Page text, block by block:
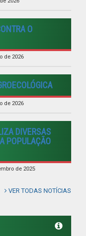
O
de 2026
de 2026
DIVERSAS
POPULAÇÃO
de 2025
VER TODAS NOTÍCIAS